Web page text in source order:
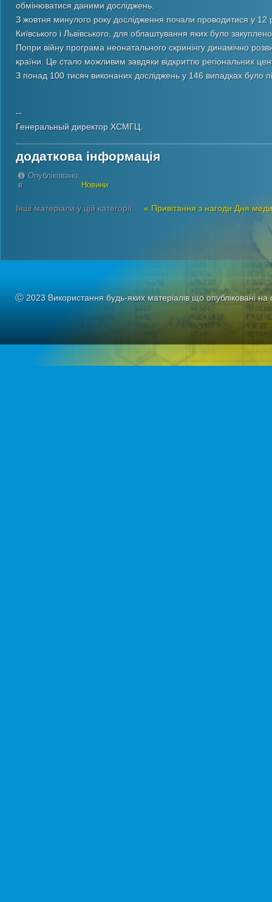
обмінюватися даними досліджень.
З жовтня минулого року дослідження почали проводитися у 12
Київського і Львівського, для облаштування яких було
Попри війну програма неонатального скринінгу динамічно
країни. Це стало можливим завдяки відкриттю регіональних
З понад 100 тисяч виконаних досліджень у 146 випадках було
--
Генеральный директор ХСМГЦ.
додаткова інформація
Опубліковано
в
Новини
Інші матеріали у цій категорії: « Привітання з нагоди Дня
Ⓒ 2023 Використання будь-яких матеріалів що опубліковані